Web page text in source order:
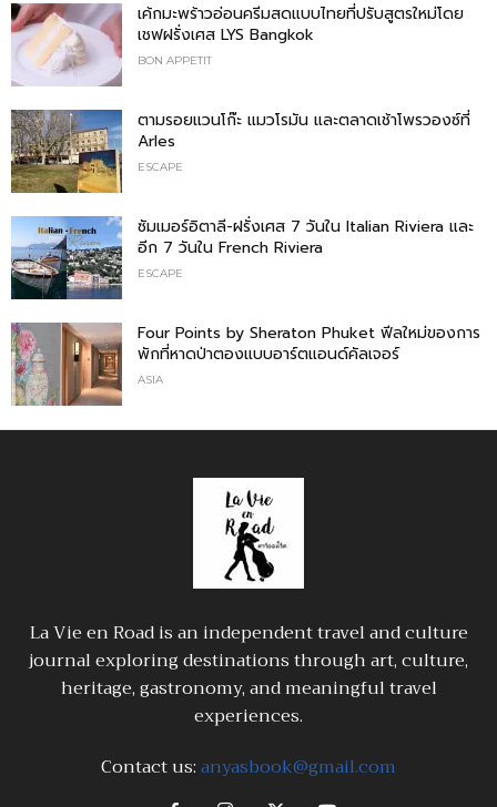
เค้กมะพร้าวอ่อนครีมสดแบบไทยที่ปรับสูตรใหม่โดย
เชฟฝรั่งเศส LYS Bangkok
BON APPETIT
ตามรอยแวนโก๊ะ แมวโรมัน และตลาดเช้าโพรวองซ์ที่
Arles
ESCAPE
ซัมเมอร์อิตาลี-ฝรั่งเศส 7 วันใน Italian Riviera และ
อีก 7 วันใน French Riviera
ESCAPE
Four Points by Sheraton Phuket ฟีลใหม่ของการ
พักที่หาดป่าตองแบบอาร์ตแอนด์คัลเจอร์
ASIA
La Vie en Road is an independent travel and culture
journal exploring destinations through art, culture,
heritage, gastronomy, and meaningful travel
experiences.
Contact us:anyasbook@gmail.com